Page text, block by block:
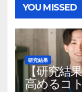
YOU MISSED
研究結果
【研究結
高めるコ